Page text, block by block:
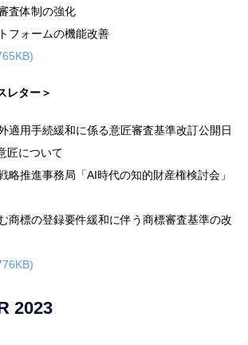
査体制の強化
フォームの機能改善
レター＞
適用手続緩和に係る意匠審査基準改訂公開日
匠について
略推進事務局「AI時代の知的財産権検討会」
商標の登録要件緩和に伴う商標審査基準の改
2023